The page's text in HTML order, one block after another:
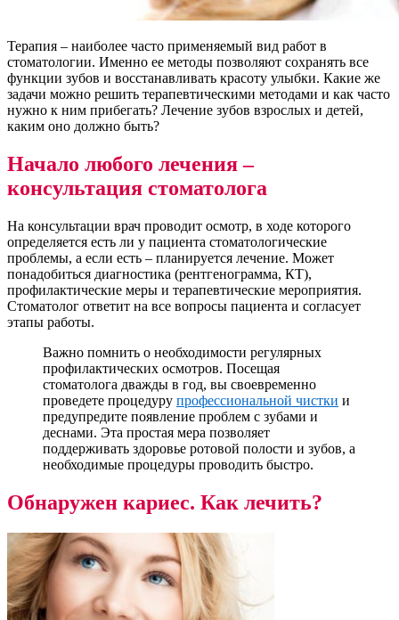
Терапия – наиболее часто применяемый вид работ в
стоматологии. Именно ее методы позволяют сохранять все
функции зубов и восстанавливать красоту улыбки. Какие же
задачи можно решить терапевтическими методами и как часто
нужно к ним прибегать? Лечение зубов взрослых и детей,
каким оно должно быть?
Начало любого лечения –
консультация стоматолога
На консультации врач проводит осмотр, в ходе которого
определяется есть ли у пациента стоматологические
проблемы, а если есть – планируется лечение. Может
понадобиться диагностика (рентгенограмма, КТ),
профилактические меры и терапевтические мероприятия.
Стоматолог ответит на все вопросы пациента и согласует
этапы работы.
Важно помнить о необходимости регулярных
профилактических осмотров. Посещая
стоматолога дважды в год, вы своевременно
проведете процедуру профессиональной чистки и
предупредите появление проблем с зубами и
деснами. Эта простая мера позволяет
поддерживать здоровье ротовой полости и зубов, а
необходимые процедуры проводить быстро.
Обнаружен кариес. Как лечить?